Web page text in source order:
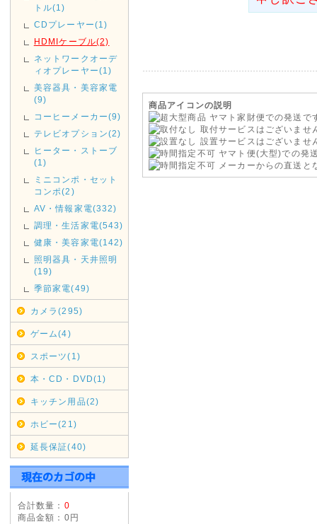
トル(1)
CDプレーヤー(1)
HDMIケーブル(2)
ネットワークオーデ
ィオプレーヤー(1)
美容器具・美容家電
(9)
コーヒーメーカー(9)
テレビオプション(2)
ヒーター・ストーブ
(1)
ミニコンポ・セット
コンポ(2)
AV・情報家電(332)
調理・生活家電(543)
健康・美容家電(142)
照明器具・天井照明
(19)
季節家電(49)
カメラ(295)
ゲーム(4)
スポーツ(1)
本・CD・DVD(1)
キッチン用品(2)
ホビー(21)
延長保証(40)
合計数量： 0
商品金額： 0円
みずほ銀行取扱い終了いたし
GW中は休業日が増えておりま
さい。
休業日は完全休業となりますの
お急ぎの方は、早めのご入金・
2018年11月14日
商品アイコンの説明
ヤマト家財便での発送で
取付サービスはございませ
設置サービスはございませ
ヤマト便(大型)での発
メーカーからの直送と